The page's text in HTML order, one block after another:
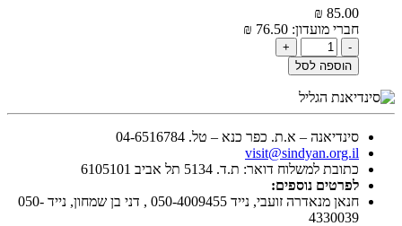
₪ 85.00‬
חברי מועדון:
₪ 76.50‬
-
+
הוספה לסל
סינדיאנה – א.ת. כפר כנא – טל. 04-6516784
visit@sindyan.org.il
כתובת למשלוח דואר: ת.ד. 5134 תל אביב 6105101
לפרטים נוספים:
חנאן מנאדרה זועבי, נייד 050-4009455 , דני בן שמחון, נייד 050-
4330039